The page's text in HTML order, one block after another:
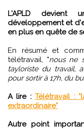
L'APLD devient
développement et
en plus en quête de
En résumé et
télétravail, "nous ne
tayloriste du travail,
pour sortir à 17h, du
A lire : Télétravail :
extraordinaire"
Autre point